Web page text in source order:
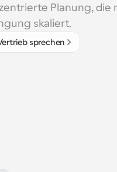
Planung, die
skaliert.
sprechen